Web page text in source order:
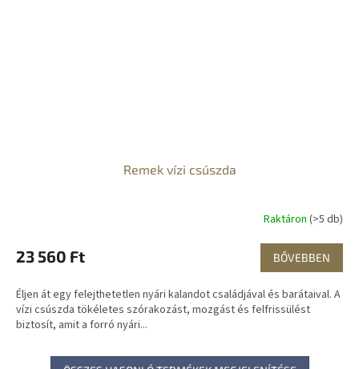
Remek vízi csúszda
Raktáron (>5 db)
23 560 Ft BŐVEBBEN
Éljen át egy felejthetetlen nyári kalandot családjával és barátaival. A
vízi csúszda tökéletes szórakozást, mozgást és felfrissülést
biztosít, amit a forró nyári...